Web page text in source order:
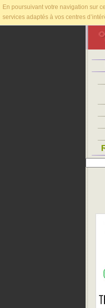
En poursuivant votre navigation sur
services adaptés à vos centres